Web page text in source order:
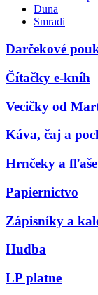
Duna
Smradi
Darčekové
Čítačky e-kníh
Vecičky od
Káva, čaj a
Hrnčeky a fľaše
Papiernictvo
Zápisníky a
Hudba
LP platne